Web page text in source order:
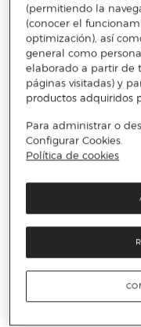
(permitiendo la
(conocer el
optimización), así
general como
elaborado a partir de
páginas visitadas) y
productos adquiridos
Para administrar o
Configurar Cookies.
Política de cookies